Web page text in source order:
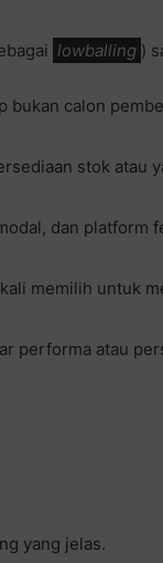
lowballing )
bukan calon
stok atau
dan platform
memilih untuk
performa atau
yang jelas.